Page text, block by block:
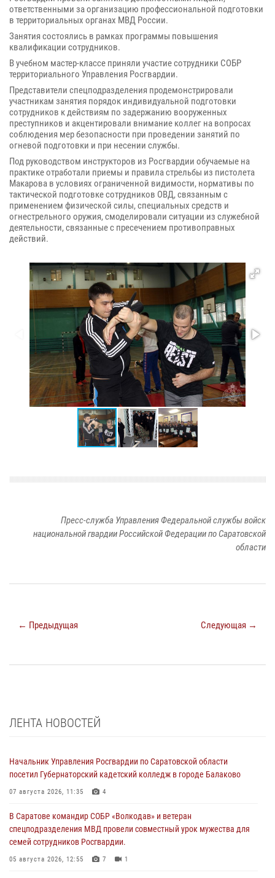
ответственными за организацию профессиональной подготовки
в территориальных органах МВД России.
Занятия состоялись в рамках программы повышения
квалификации сотрудников.
В учебном мастер-классе приняли участие сотрудники СОБР
территориального Управления Росгвардии.
Представители спецподразделения продемонстрировали
участникам занятия порядок индивидуальной подготовки
сотрудников к действиям по задержанию вооруженных
преступников и акцентировали внимание коллег на вопросах
соблюдения мер безопасности при проведении занятий по
огневой подготовки и при несении службы.
Под руководством инструкторов из Росгвардии обучаемые на
практике отработали приемы и правила стрельбы из пистолета
Макарова в условиях ограниченной видимости, нормативы по
тактической подготовке сотрудников ОВД, связанным с
применением физической силы, специальных средств и
огнестрельного оружия, смоделировали ситуации из служебной
деятельности, связанные с пресечением противоправных
действий.
Пресс-служба Управления Федеральной службы войск
национальной гвардии Российской Федерации по Саратовской
области
← Предыдущая Следующая →
ЛЕНТА НОВОСТЕЙ
Начальник Управления Росгвардии по Саратовской области
посетил Губернаторский кадетский колледж в городе Балаково
07 августа 2026, 11:35 4
В Саратове командир СОБР «Волкодав» и ветеран
спецподразделения МВД провели совместный урок мужества для
семей сотрудников Росгвардии.
05 августа 2026, 12:55 7 1